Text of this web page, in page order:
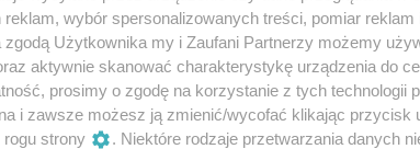
Warszawy Stanisław Tołwiński, wieloletni prezes
Rady Narodowej Stanisław Szwalbe. Wszyscy
wybór spersonalizowanych treści, pomiar reklam
zgodą Użytkownika my i Zaufani Partnerzy możemy
aktywnie skanować charakterystykę urządzenia do
prosimy o zgodę na korzystanie z tych technologii
i zawsze możesz ją zmienić/wycofać klikając przycisk
strony
. Niektóre rodzaje przetwarzania danych